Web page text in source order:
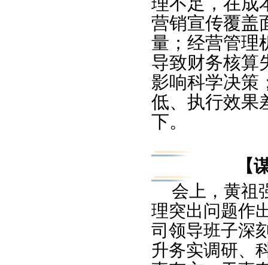
营销宣传覆盖
量；经营管理
导致财务核算
影响科学决策
低、执行效果
下。
【
会上，黄祖
理突出问题作
司领导班子深
升务实调研、